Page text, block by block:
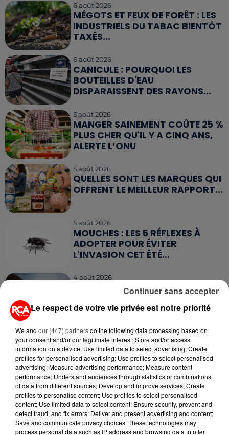
6 août 2026
MÉGOTS ET FEUX DE FORÊT : LES
INDUSTRIELS DU TABAC BIENTÔT
TAXÉS...
6 août 2026
CANICULE : POURQUOI LES
BOUTEILLES D'EAU
DISPARAISSENT DES RAYONS...
5 août 2026
MANGER SAINEMENT COÛTE 25 %
PLUS CHER QU'IL Y A CINQ ANS,
ALERTE L’ONU
5 août 2026
QUELLES SONT LES MARQUES QUI
OFFRENT LE MEILLEUR RAPPORT...
5 août 2026
MOUCHES : LES 5 RÉFLEXES À
ADOPTER POUR ÉVITER
L'INVASION CET ÉTÉ...
4 août 2026
ÉCLIPSE SOLAIRE DU 12 AOÛT : LA
RUÉE VERS LES LUNETTES DE...
RETROUVEZ TOUTE L'ACTU DE LA RÉGION ET
RECEVEZ LES ALERTES INFOS DE LA RÉDACTION
EN TÉLÉCHARGEANT L'APPLICATION MOBILE
RCA
Le respect de votre vie privée est notre priorité
We and our (447) partnersdo the following data processing based on
your consent and/or our legitimate interest: Store and/or access
information on a device; Use limited data to select advertising; Create
profiles for personalised advertising; Use profiles to select personalised
advertising; Measure advertising performance; Measure content
performance; Understand audiences through statistics or combinations
of data from different sources; Develop and improve services; Create
profiles to personalise content; Use profiles to select personalised
content; Use limited data to select content; Ensure security, prevent and
detect fraud, and fix errors; Deliver and present advertising and content;
Save and communicate privacy choices. These technologies may
process personal data such as IP address and browsing data to offer
Continuer sans accepter